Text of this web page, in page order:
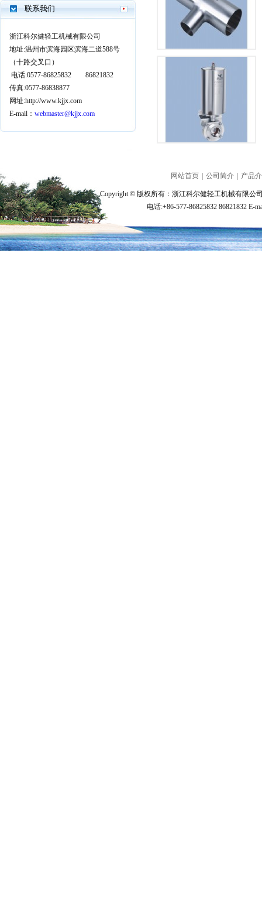
联系我们
浙江科尔健轻工机械有限公司
地址:温州市滨海园区滨海二道588号
（十路交叉口）
电话:0577-86825832 86821832
传真:0577-86838877
网址:http://www.kjjx.com
E-mail： webmaster@kjjx.com
网站首页 公司简介 产品
Copyright © 版权所有：浙江科尔健轻工机械有限公
电话:+86-577-86825832 86821832 E-